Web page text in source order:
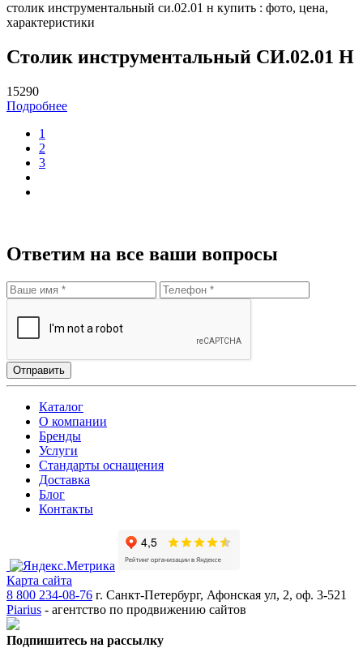
столик инструментальный си.02.01 н купить : фото, цена,
характеристики
Столик инструментальный СИ.02.01 Н
15290
Подробнее
1
2
3
Ответим на все ваши вопросы
Отправить
Каталог
О компании
Бренды
Услуги
Стандарты оснащения
Доставка
Блог
Контакты
Карта сайта
8 800 234-08-76 г. Санкт-Петербург, Афонская ул, 2, оф. 3-521
Piarius - агентство по продвижению сайтов
Подпишитесь на рассылку